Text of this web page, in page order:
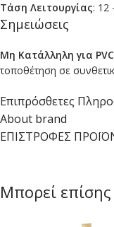
Τάση Λειτουργίας: 12
Σημειώσεις
Μη Κατάλληλη για
τοποθέτηση σε
Επιπρόσθετες
About brand
ΕΠΙΣΤΡΟΦΕΣ
Μπορεί